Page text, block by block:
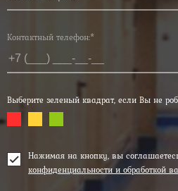
Контактный телефон:*
Выберите зеленый квадрат, если Вы не
Нажимая на кнопку, вы
конфиденциальности и обработкой